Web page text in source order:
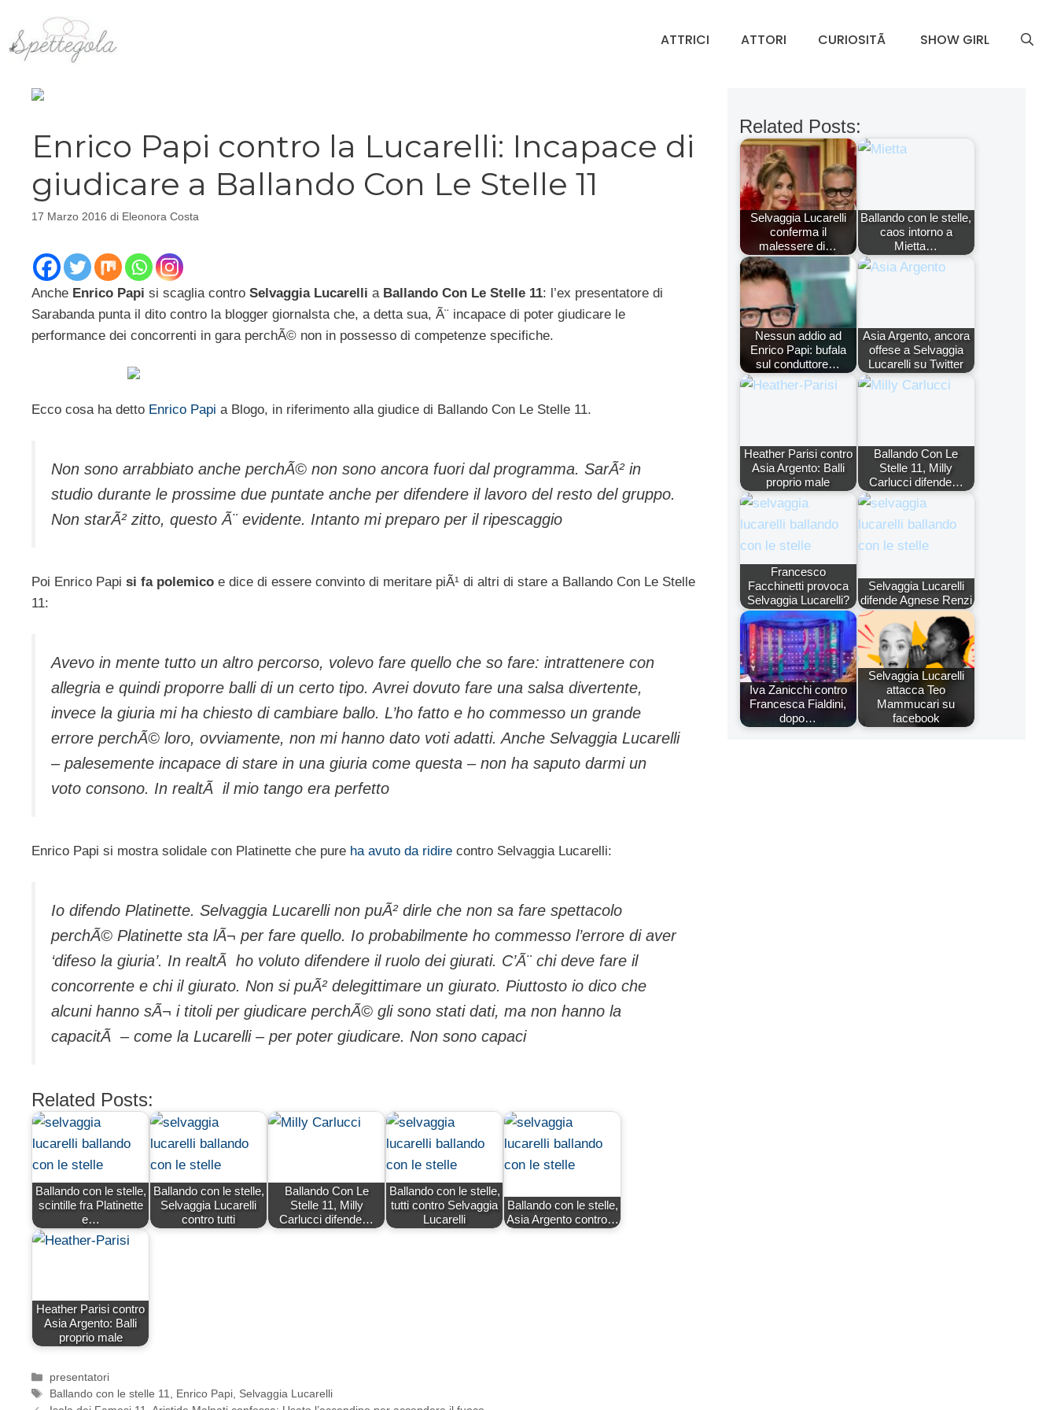
contenuto
ATTRICI ATTORI CURIOSITÃ SHOW GIRL
Enrico Papi contro la Lucarelli: Incapace di
giudicare a Ballando Con Le Stelle 11
17 Marzo 2016 di Eleonora Costa
Anche Enrico Papi si scaglia contro Selvaggia Lucarelli a Ballando Con Le Stelle 11: l’ex presentatore di
Sarabanda punta il dito contro la blogger giornalsta che, a detta sua, Ã¨ incapace di poter giudicare le
performance dei concorrenti in gara perchÃ© non in possesso di competenze specifiche.
Ecco cosa ha detto Enrico Papi a Blogo, in riferimento alla giudice di Ballando Con Le Stelle 11.
Non sono arrabbiato anche perchÃ© non sono ancora fuori dal programma. SarÃ² in
studio durante le prossime due puntate anche per difendere il lavoro del resto del gruppo.
Non starÃ² zitto, questo Ã¨ evidente. Intanto mi preparo per il ripescaggio
Poi Enrico Papi si fa polemico e dice di essere convinto di meritare piÃ¹ di altri di stare a Ballando Con Le Stelle
11:
Avevo in mente tutto un altro percorso, volevo fare quello che so fare: intrattenere con
allegria e quindi proporre balli di un certo tipo. Avrei dovuto fare una salsa divertente,
invece la giuria mi ha chiesto di cambiare ballo. L’ho fatto e ho commesso un grande
errore perchÃ© loro, ovviamente, non mi hanno dato voti adatti. Anche Selvaggia Lucarelli
– palesemente incapace di stare in una giuria come questa – non ha saputo darmi un
voto consono. In realtÃ il mio tango era perfetto
Enrico Papi si mostra solidale con Platinette che pure ha avuto da ridire contro Selvaggia Lucarelli:
Io difendo Platinette. Selvaggia Lucarelli non puÃ² dirle che non sa fare spettacolo
perchÃ© Platinette sta lÃ¬ per fare quello. Io probabilmente ho commesso l’errore di aver
‘difeso la giuria’. In realtÃ ho voluto difendere il ruolo dei giurati. C’Ã¨ chi deve fare il
concorrente e chi il giurato. Non si puÃ² delegittimare un giurato. Piuttosto io dico che
alcuni hanno sÃ¬ i titoli per giudicare perchÃ© gli sono stati dati, ma non hanno la
capacitÃ – come la Lucarelli – per poter giudicare. Non sono capaci
Related Posts:
Ballando con le stelle,
scintille fra Platinette
e…
Ballando con le stelle,
Selvaggia Lucarelli
contro tutti
Ballando Con Le
Stelle 11, Milly
Carlucci difende…
Ballando con le stelle,
tutti contro Selvaggia
Lucarelli
Ballando con le stelle,
Asia Argento contro…
Heather Parisi contro
Asia Argento: Balli
proprio male
Categorie
presentatori
Tag
Ballando con le stelle 11, Enrico Papi, Selvaggia Lucarelli
Related Posts:
Selvaggia Lucarelli
conferma il
malessere di…
Ballando con le stelle,
caos intorno a
Mietta…
Nessun addio ad
Enrico Papi: bufala
sul conduttore…
Asia Argento, ancora
offese a Selvaggia
Lucarelli su Twitter
Heather Parisi contro
Asia Argento: Balli
proprio male
Ballando Con Le
Stelle 11, Milly
Carlucci difende…
Francesco
Facchinetti provoca
Selvaggia Lucarelli?
Selvaggia Lucarelli
difende Agnese Renzi
Iva Zanicchi contro
Francesca Fialdini,
dopo…
Selvaggia Lucarelli
attacca Teo
Mammucari su
facebook